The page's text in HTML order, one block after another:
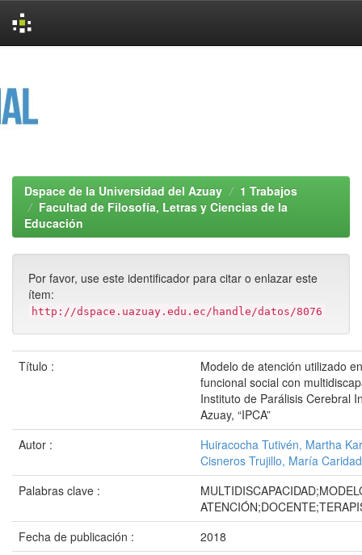
Dspace de la Universidad del Azuay
1 Trabajos
Facultad de Filosofía, Letras y Ciencias de la
Educación
Por favor, use este identificador para citar o enlazar este
ítem:
http://dspace.uazuay.edu.ec/handle/datos/8076
Título :
Modelo de atención utilizado
funcional social con
Instituto de Parálisis Cerebral
Azuay, “IPCA”
Autor :
Huiracocha Tutivén, Martha
Cisneros Trujillo, María Caridad
Palabras clave :
Fecha de publicación :
2018